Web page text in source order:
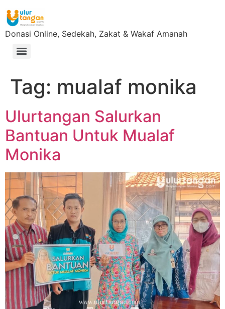
Donasi Online, Sedekah, Zakat & Wakaf Amanah
Tag: mualaf monika
Ulurtangan Salurkan
Bantuan Untuk Mualaf
Monika